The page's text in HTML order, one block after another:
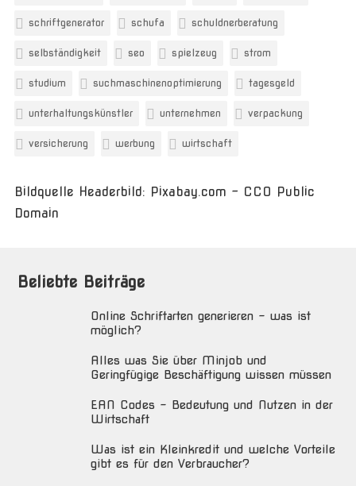
schriftgenerator schufa schuldnerberatung
selbständigkeit seo spielzeug strom
studium suchmaschinenoptimierung tagesgeld
unterhaltungskünstler unternehmen verpackung
versicherung werbung wirtschaft
Bildquelle Headerbild: Pixabay.com - CC0 Public
Domain
Beliebte Beiträge
Online Schriftarten generieren – was ist
möglich?
Alles was Sie über Minjob und
Geringfügige Beschäftigung wissen müssen
EAN Codes – Bedeutung und Nutzen in der
Wirtschaft
Was ist ein Kleinkredit und welche Vorteile
gibt es für den Verbraucher?